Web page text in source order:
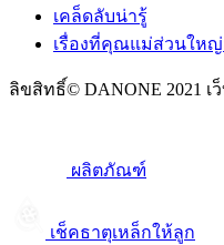
เคล็ดลับน่ารู้
เรื่องที่คุณแม่ส่วนใหญ่
ลิขสิทธิ์© DANONE 2021 เ
ผลิตภัณฑ์
เช็คธาตุเหล็กให้ลูก​